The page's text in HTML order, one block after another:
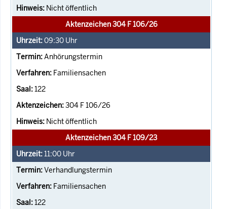
Nicht öffentlich
Aktenzeichen 304 F 106/26
09:30 Uhr
Anhörungstermin
Familiensachen
122
304 F 106/26
Nicht öffentlich
Aktenzeichen 304 F 109/23
11:00 Uhr
Verhandlungstermin
Familiensachen
122